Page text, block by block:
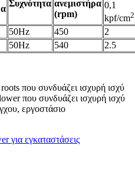
Συχνότητα ανεμιστήρα
(rpm)
0,1
kpf/cm2
50Hz 450
2
50Hz 540 2.5
που συνδυάζει ισχυρή ισχύ
που συνδυάζει ισχυρή ισχύ
εργοστάσιο
για εγκαταστάσεις